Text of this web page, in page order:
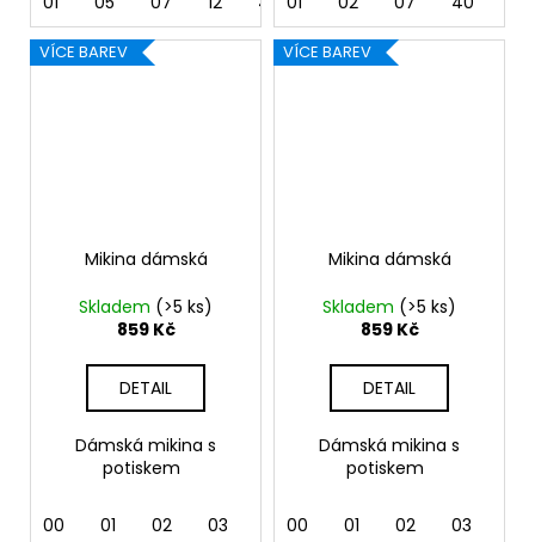
VÍCE BAREV
Mikina dámská
Skladem (>5 ks)
859 Kč
DETAIL
Dámská mikina s
potiskem
00 01 02 03 06 07
VÍCE BAREV
Mikina dámská
Skladem (>5 ks)
859 Kč
DETAIL
Dámská mikina s
potiskem
00 01 02 03